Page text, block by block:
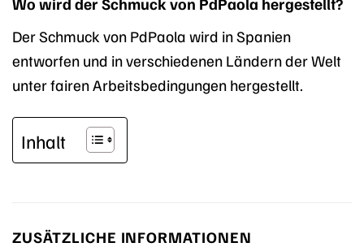
Der Schmuck von PdPaola wird in Spanien
entworfen und in verschiedenen Ländern der Welt
unter fairen Arbeitsbedingungen hergestellt.
Inhalt
ZUSÄTZLICHE INFORMATIONEN